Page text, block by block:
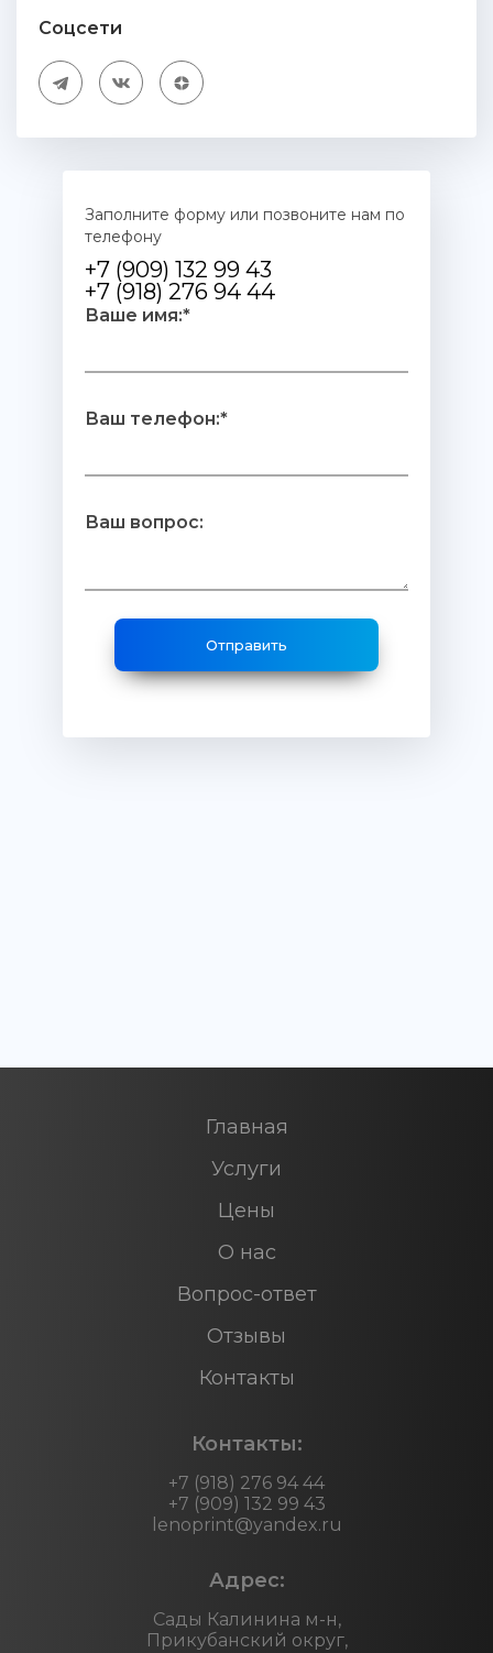
Соцсети
Заполните форму или позвоните нам по
телефону
+7 (909) 132 99 43
+7 (918) 276 94 44
Ваше имя:*
Ваш телефон:*
Ваш вопрос:
Контакты:
+7 (918) 276 94 44
+7 (909) 132 99 43
lenoprint@yandex.ru
Адрес:
Сады Калинина м-н,
Прикубанский округ,
Главная
Услуги
Цены
О нас
Вопрос-ответ
Отзывы
Контакты